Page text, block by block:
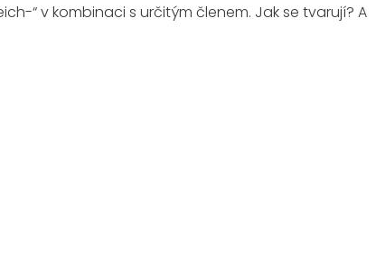
“ v kombinaci s určitým členem. Jak se tvarují? A